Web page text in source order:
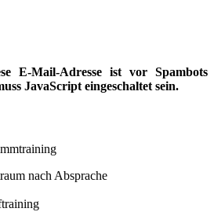
E-Mail-Adresse ist vor Spambots
JavaScript eingeschaltet sein.
nach Absprache